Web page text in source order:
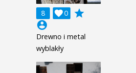
8 0

grade
account_circle
Drewno i metal
wyblakły